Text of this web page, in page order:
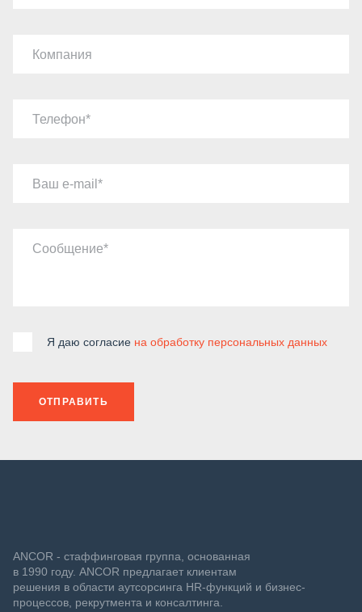
Компания
Телефон
Ваш e-mail
Сообщение
Я даю согласие на обработку персональных данных
ОТПРАВИТЬ
ANCOR - стаффинговая группа, основанная
в 1990 году. ANCOR предлагает клиентам
решения в области аутсорсинга HR-функций и бизнес-
процессов, рекрутмента и консалтинга.